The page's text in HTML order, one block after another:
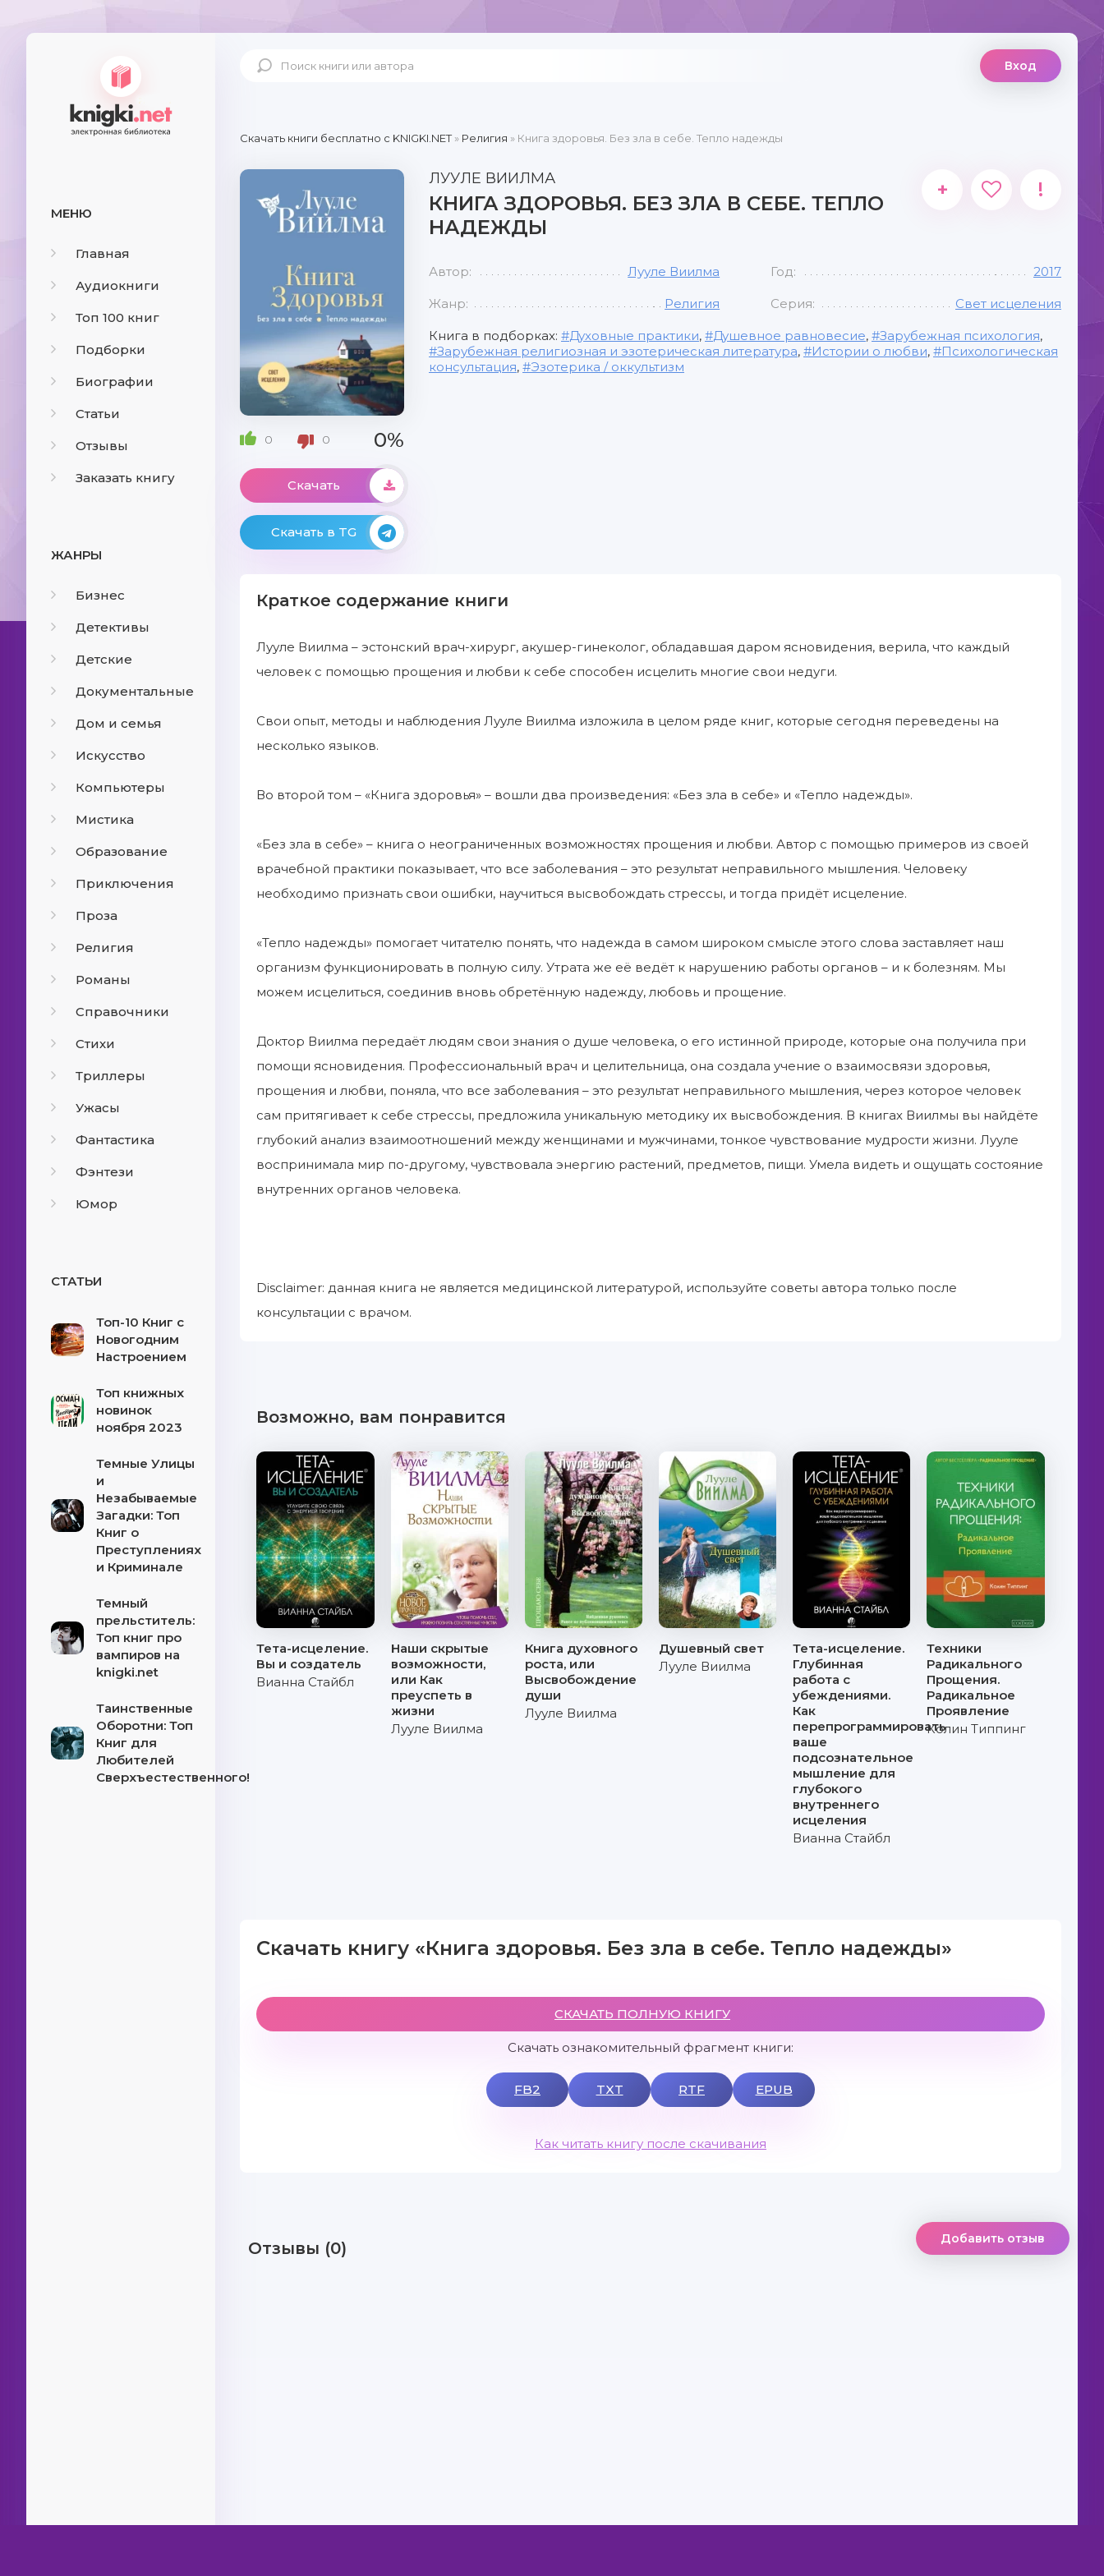
МЕНЮ
Главная
Аудиокниги
Топ 100 книг
Подборки
Биографии
Статьи
Отзывы
Заказать книгу
ЖАНРЫ
Бизнес
Детективы
Детские
Документальные
Дом и семья
Искусство
Компьютеры
Мистика
Образование
Приключения
Проза
Религия
Романы
Справочники
Стихи
Триллеры
Ужасы
Фантастика
Фэнтези
Юмор
СТАТЬИ
Топ-10 Книг с
Новогодним
Настроением
Топ книжных
новинок
ноября 2023
Темные Улицы
и
Незабываемые
Загадки: Топ
Книг о
Преступлениях
и Криминале
Темный
прельститель:
Топ книг про
вампиров на
knigki.net
Таинственные
Оборотни: Топ
Книг для
Любителей
Сверхъестественного!
Вход
Скачать книги бесплатно c KNIGKI.NET» Религия » Книга здоровья. Без зла в себе. Тепло надежды
0 0 0%
Скачать
Скачать в TG
ЛУУЛЕ ВИИЛМА
КНИГА ЗДОРОВЬЯ. БЕЗ ЗЛА В СЕБЕ. ТЕПЛО
НАДЕЖДЫ
+ !
Автор: Лууле Виилма Год: 2017
Жанр: Религия Серия: Свет исцеления
Книга в подборках: Духовные практики, Душевное равновесие, Зарубежная психология,
Зарубежная религиозная и эзотерическая литература, Истории о любви,
Психологическая
консультация, Эзотерика / оккультизм
Краткое содержание книги
Лууле Виилма – эстонский врач-хирург, акушер-гинеколог, обладавшая даром ясновидения, верила, что каждый
человек с помощью прощения и любви к себе способен исцелить многие свои недуги.
Свои опыт, методы и наблюдения Лууле Виилма изложила в целом ряде книг, которые сегодня переведены на
несколько языков.
Во второй том – «Книга здоровья» – вошли два произведения: «Без зла в себе» и «Тепло надежды».
«Без зла в себе» – книга о неограниченных возможностях прощения и любви. Автор с помощью примеров из своей
врачебной практики показывает, что все заболевания – это результат неправильного мышления. Человеку
необходимо признать свои ошибки, научиться высвобождать стрессы, и тогда придёт исцеление.
«Тепло надежды» помогает читателю понять, что надежда в самом широком смысле этого слова заставляет наш
организм функционировать в полную силу. Утрата же её ведёт к нарушению работы органов – и к болезням. Мы
можем исцелиться, соединив вновь обретённую надежду, любовь и прощение.
Доктор Виилма передаёт людям свои знания о душе человека, о его истинной природе, которые она получила при
помощи ясновидения. Профессиональный врач и целительница, она создала учение о взаимосвязи здоровья,
прощения и любви, поняла, что все заболевания – это результат неправильного мышления, через которое человек
сам притягивает к себе стрессы, предложила уникальную методику их высвобождения. В книгах Виилмы вы найдёте
глубокий анализ взаимоотношений между женщинами и мужчинами, тонкое чувствование мудрости жизни. Лууле
воспринимала мир по-другому, чувствовала энергию растений, предметов, пищи. Умела видеть и ощущать состояние
внутренних органов человека.
Disclaimer: данная книга не является медицинской литературой, используйте советы автора только после
консультации с врачом.
Возможно, вам понравится
Тета-исцеление.
Вы и создатель
Вианна Стайбл
Наши скрытые
возможности,
или Как
преуспеть в
жизни
Лууле Виилма
Книга духовного
роста, или
Высвобождение
души
Лууле Виилма
Душевный свет
Лууле Виилма
Тета-исцеление.
Глубинная
работа с
убеждениями.
Как
перепрограммировать
ваше
подсознательное
мышление для
глубокого
внутреннего
исцеления
Вианна Стайбл
Техники
Радикального
Прощения.
Радикальное
Проявление
Колин Типпинг
Скачать книгу «Книга здоровья. Без зла в себе. Тепло надежды»
СКАЧАТЬ ПОЛНУЮ КНИГУ
Скачать ознакомительный фрагмент книги:
FB2 TXT RTF EPUB
Как читать книгу после скачивания
Отзывы (0) Добавить отзыв